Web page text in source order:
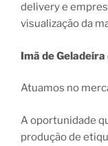
delivery e
visualização da
Imã de
Atuamos no
A oportunidade
produção de